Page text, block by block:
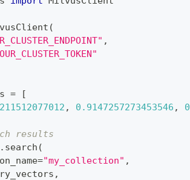
(
,
=
[
, 0.9147257273453546 ,
results
. search (
="my_collection" ,
,